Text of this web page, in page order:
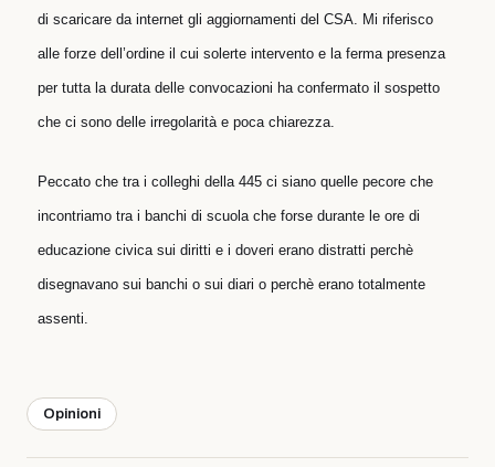
di scaricare da internet gli aggiornamenti del CSA. Mi riferisco
alle forze dell’ordine il cui solerte intervento e la ferma presenza
per tutta la durata delle convocazioni ha confermato il sospetto
che ci sono delle irregolarità e poca chiarezza.
Peccato che tra i colleghi della 445 ci siano quelle pecore che
incontriamo tra i banchi di scuola che forse durante le ore di
educazione civica sui diritti e i doveri erano distratti perchè
disegnavano sui banchi o sui diari o perchè erano totalmente
assenti.
Opinioni